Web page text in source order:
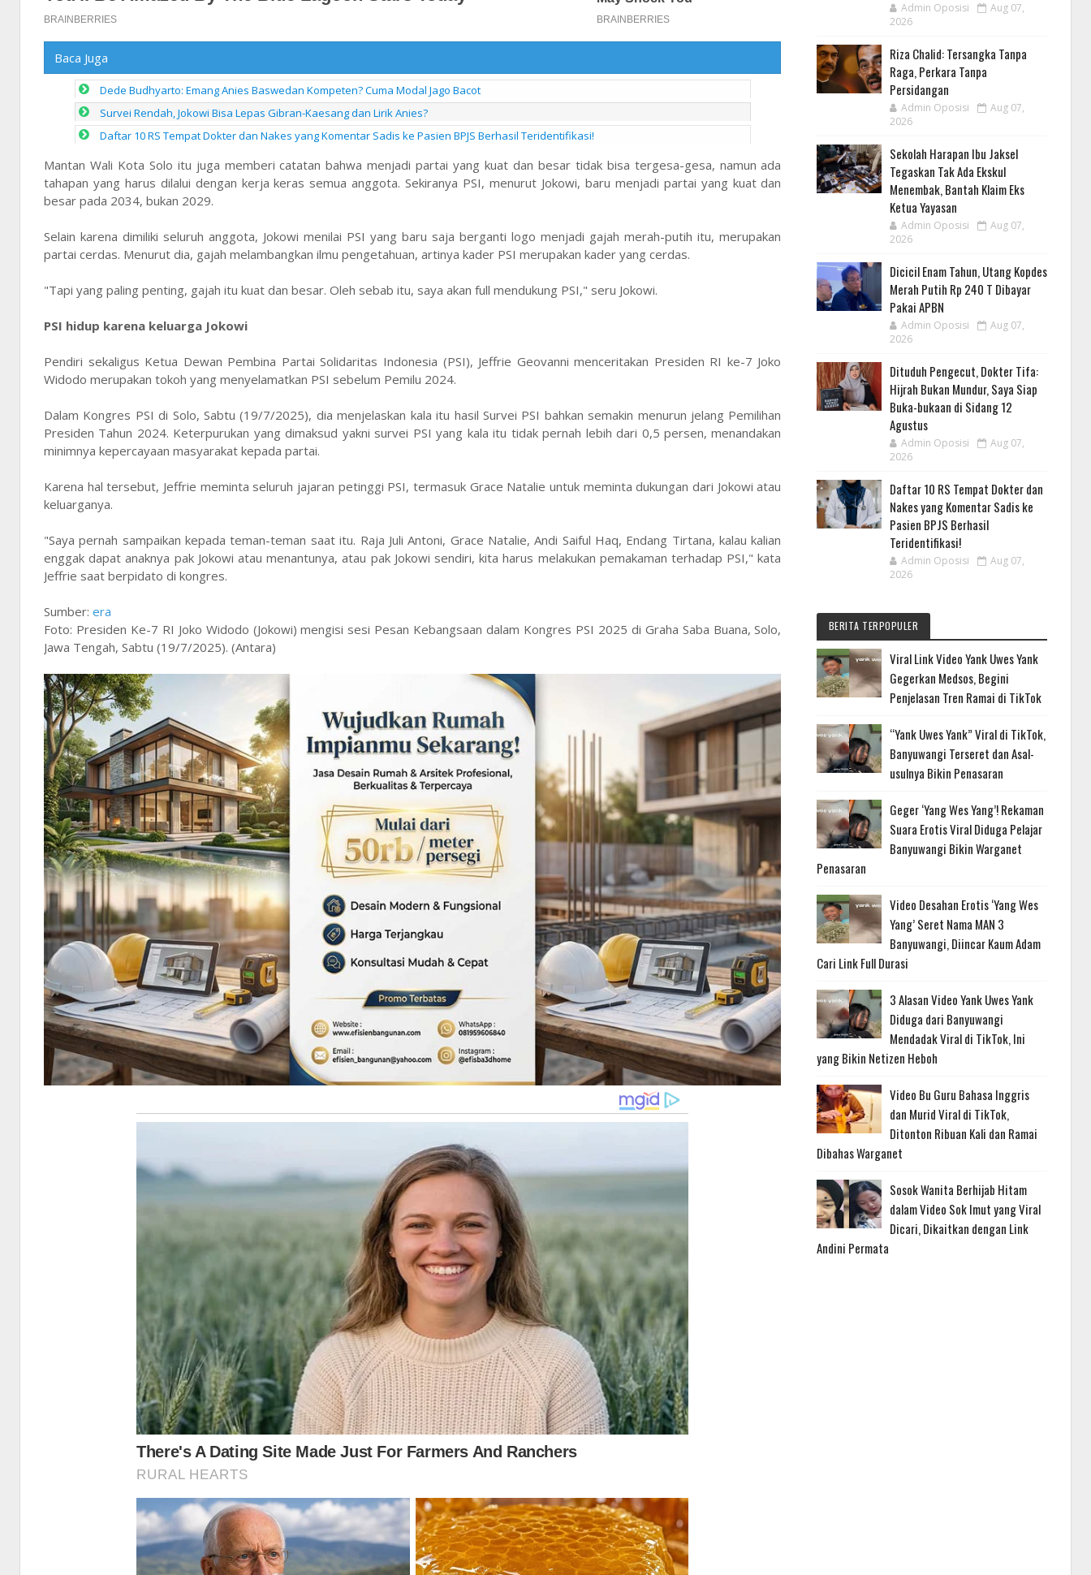
Baca Juga
Dede Budhyarto: Emang Anies Baswedan Kompeten? Cuma Modal Jago Bacot
Survei Rendah, Jokowi Bisa Lepas Gibran-Kaesang dan Lirik Anies?
Daftar 10 RS Tempat Dokter dan Nakes yang Komentar Sadis ke Pasien BPJS Berhasil Teridentifikasi!
Mantan Wali Kota Solo itu juga memberi catatan bahwa menjadi partai yang kuat dan besar tidak bisa tergesa-gesa, namun ada
tahapan yang harus dilalui dengan kerja keras semua anggota. Sekiranya PSI, menurut Jokowi, baru menjadi partai yang kuat dan
besar pada 2034, bukan 2029.
Selain karena dimiliki seluruh anggota, Jokowi menilai PSI yang baru saja berganti logo menjadi gajah merah-putih itu, merupakan
partai cerdas. Menurut dia, gajah melambangkan ilmu pengetahuan, artinya kader PSI merupakan kader yang cerdas.
"Tapi yang paling penting, gajah itu kuat dan besar. Oleh sebab itu, saya akan full mendukung PSI," seru Jokowi.
PSI hidup karena keluarga Jokowi
Pendiri sekaligus Ketua Dewan Pembina Partai Solidaritas Indonesia (PSI), Jeffrie Geovanni menceritakan Presiden RI ke-7 Joko
Widodo merupakan tokoh yang menyelamatkan PSI sebelum Pemilu 2024.
Dalam Kongres PSI di Solo, Sabtu (19/7/2025), dia menjelaskan kala itu hasil Survei PSI bahkan semakin menurun jelang Pemilihan
Presiden Tahun 2024. Keterpurukan yang dimaksud yakni survei PSI yang kala itu tidak pernah lebih dari 0,5 persen, menandakan
minimnya kepercayaan masyarakat kepada partai.
Karena hal tersebut, Jeffrie meminta seluruh jajaran petinggi PSI, termasuk Grace Natalie untuk meminta dukungan dari Jokowi atau
keluarganya.
"Saya pernah sampaikan kepada teman-teman saat itu. Raja Juli Antoni, Grace Natalie, Andi Saiful Haq, Endang Tirtana, kalau kalian
enggak dapat anaknya pak Jokowi atau menantunya, atau pak Jokowi sendiri, kita harus melakukan pemakaman terhadap PSI," kata
Jeffrie saat berpidato di kongres.
Sumber: era
Foto: Presiden Ke-7 RI Joko Widodo (Jokowi) mengisi sesi Pesan Kebangsaan dalam Kongres PSI 2025 di Graha Saba Buana, Solo,
Jawa Tengah, Sabtu (19/7/2025). (Antara)
Admin Oposisi
Aug 07,
2026
Riza Chalid: Tersangka Tanpa
Raga, Perkara Tanpa
Persidangan
Admin Oposisi
Aug 07,
2026
Sekolah Harapan Ibu Jaksel
Tegaskan Tak Ada Ekskul
Menembak, Bantah Klaim Eks
Ketua Yayasan
Admin Oposisi
Aug 07,
2026
Dicicil Enam Tahun, Utang Kopdes
Merah Putih Rp 240 T Dibayar
Pakai APBN
Admin Oposisi
Aug 07,
2026
Dituduh Pengecut, Dokter Tifa:
Hijrah Bukan Mundur, Saya Siap
Buka-bukaan di Sidang 12
Agustus
Admin Oposisi
Aug 07,
2026
Daftar 10 RS Tempat Dokter dan
Nakes yang Komentar Sadis ke
Pasien BPJS Berhasil
Teridentifikasi!
Admin Oposisi
Aug 07,
2026
BERITA TERPOPULER
Viral Link Video Yank Uwes Yank
Gegerkan Medsos, Begini
Penjelasan Tren Ramai di TikTok
“Yank Uwes Yank” Viral di TikTok,
Banyuwangi Terseret dan Asal-
usulnya Bikin Penasaran
Geger ‘Yang Wes Yang’! Rekaman
Suara Erotis Viral Diduga Pelajar
Banyuwangi Bikin Warganet
Penasaran
Video Desahan Erotis ‘Yang Wes
Yang’ Seret Nama MAN 3
Banyuwangi, Diincar Kaum Adam
Cari Link Full Durasi
3 Alasan Video Yank Uwes Yank
Diduga dari Banyuwangi
Mendadak Viral di TikTok, Ini
yang Bikin Netizen Heboh
Video Bu Guru Bahasa Inggris
dan Murid Viral di TikTok,
Ditonton Ribuan Kali dan Ramai
Dibahas Warganet
Sosok Wanita Berhijab Hitam
dalam Video Sok Imut yang Viral
Dicari, Dikaitkan dengan Link
Andini Permata